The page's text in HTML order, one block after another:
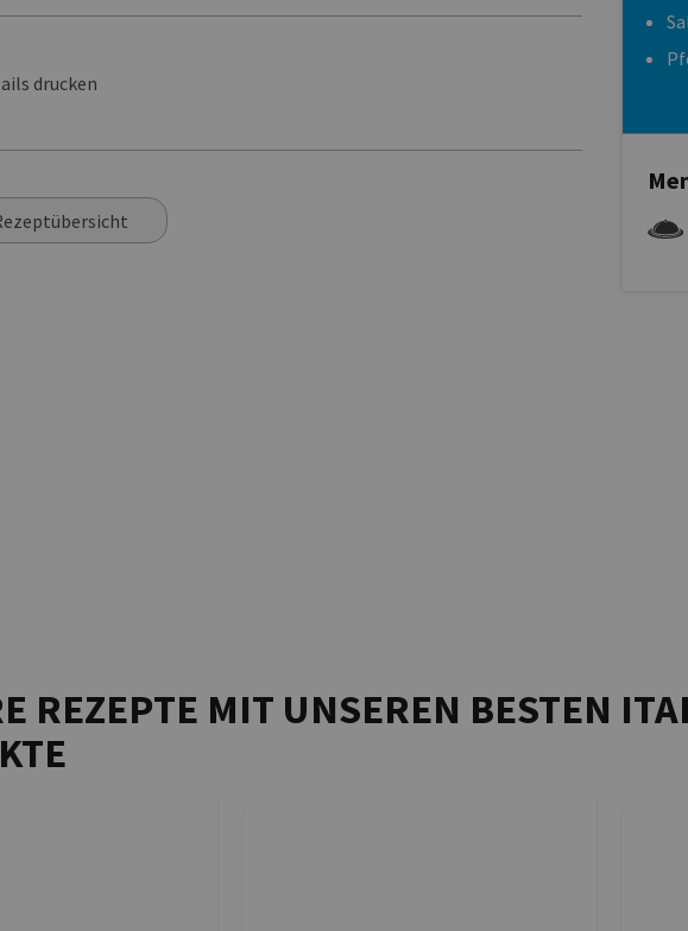
drucken
REZEPTE MIT UNSEREN BESTEN